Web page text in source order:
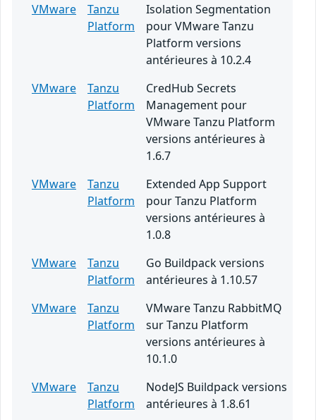
VMware
Tanzu
Platform
Isolation Segmentation
pour VMware Tanzu
Platform versions
antérieures à 10.2.4
VMware
Tanzu
Platform
CredHub Secrets
Management pour
VMware Tanzu Platform
versions antérieures à
1.6.7
VMware
Tanzu
Platform
Extended App Support
pour Tanzu Platform
versions antérieures à
1.0.8
VMware
Tanzu
Platform
Go Buildpack versions
antérieures à 1.10.57
VMware
Tanzu
Platform
VMware Tanzu RabbitMQ
sur Tanzu Platform
versions antérieures à
10.1.0
VMware
Tanzu
Platform
NodeJS Buildpack versions
antérieures à 1.8.61